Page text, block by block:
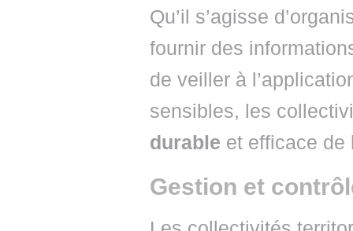
Qu’il s’agisse
fournir des
de veiller à
sensibles, les
durable et efficace de
Gestion et